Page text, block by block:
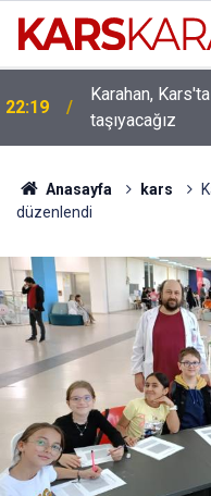
22:19
Karahan,
taşıyacağız
Anasayfa kars
düzenlendi